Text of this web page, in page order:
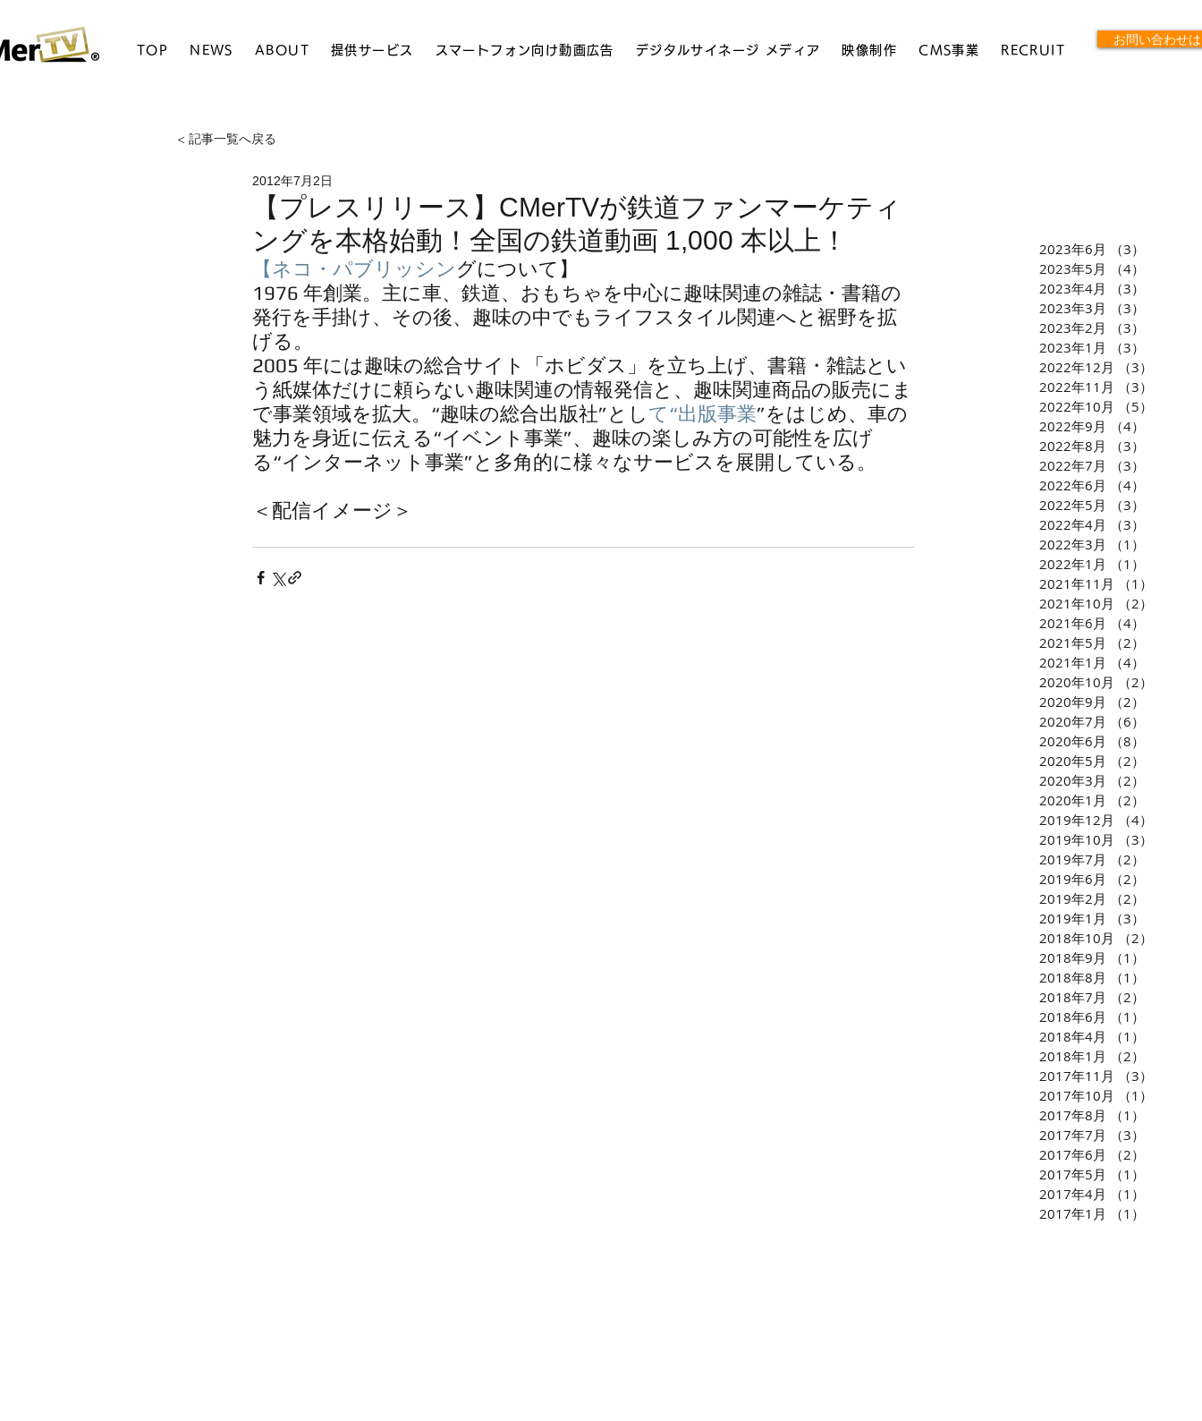
TOP NEWS ABOUT 提供サービス スマートフォン向け動画広告 デジタルサイネージ メディア 映像制作 CMS事業 RECRUIT
お問い合わせ
【プレスリリース】CMerTVが鉄道ファンマーケティ
ングを本格始動！全国の鉄道動画 1,000 本以上！
2012年7月2日
【ネコ・パブリッシングについて】
1976 年創業。主に車、鉄道、おもちゃを中心に趣味関連の雑誌・書籍の
発行を手掛け、その後、趣味の中でもライフスタイル関連へと裾野を拡
げる。
2005 年には趣味の総合サイト「ホビダス」を立ち上げ、書籍・雑誌とい
う紙媒体だけに頼らない趣味関連の情報発信と、趣味関連商品の販売にま
で事業領域を拡大。“趣味の総合出版社”として“出版事業”をはじめ、車の
魅力を身近に伝える“イベント事業”、趣味の楽しみ方の可能性を広げ
る“インターネット事業”と多角的に様々なサービスを展開している。
＜配信イメージ＞
< 記事一覧へ戻る
2023年6月 （3）
2023年5月
（4）
2023年4月
（3）
2023年3月
（3）
2023年2月
（3）
2023年1月
（3）
2022年12月
（3）
2022年11月
（3）
2022年10月
（5）
2022年9月
（4）
2022年8月
（3）
2022年7月
（3）
2022年6月
（4）
2022年5月
（3）
2022年4月
（3）
2022年3月
（1）
2022年1月
（1）
2021年11月
（1）
2021年10月
（2）
2021年6月
（4）
2021年5月
（2）
2021年1月
（4）
2020年10月
（2）
2020年9月
（2）
2020年7月
（6）
2020年6月
（8）
2020年5月
（2）
2020年3月
（2）
2020年1月
（2）
2019年12月
（4）
2019年10月
（3）
2019年7月
（2）
2019年6月
（2）
2019年2月
（2）
2019年1月
（3）
2018年10月
（2）
2018年9月
（1）
2018年8月
（1）
2018年7月
（2）
2018年6月
（1）
2018年4月
（1）
2018年1月
（2）
2017年11月
（3）
2017年10月
（1）
2017年8月
（1）
2017年7月
（3）
2017年6月
（2）
2017年5月
（1）
2017年4月
（1）
2017年1月
（1）